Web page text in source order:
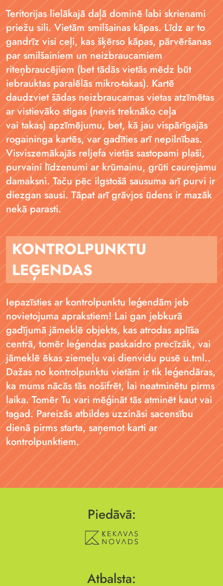
Teritorijas lielākajā daļā dominē labi skrienami
priežu sili. Vietām smilšainas kāpas. Līdz ar to
gandrīz visi ceļi, kas šķērso kāpas, pārvēršanas
par smilšainiem un neizbraucamiem
riteņbraucējiem (bet tādās vietās mēdz būt
iebrauktas paralēlās mikro-takas). Kartē
daudzviet šādas neizbraucamas vietas atzīmētas
ar vistievāko stigas (nevis treknāko ceļa
vai takas) apzīmējumu, bet, kā jau vispārīgajās
rogaininga kartēs, var gadīties arī nepilnības.
Visviszemākajās reljefa vietās sastopami plaši,
purvaini līdzenumi ar krūmainu, grūti caurejamu
damaksni. Taču pēc ilgstošā sausuma arī purvi ir
diezgan sausi. Tāpat arī grāvjos ūdens ir mazāk
nekā parasti.
KONTROLPUNKTU
LEĢENDAS
Iepazīsties ar kontrolpunktu leģendām jeb
novietojuma aprakstiem! Lai gan jebkurā
gadījumā jāmeklē objekts, kas atrodas aplīša
centrā, tomēr leģendas paskaidro precīzāk, vai
jāmeklē ēkas ziemeļu vai dienvidu pusē u.tml..
Dažas no kontrolpunktu vietām ir tik leģendāras,
ka mums nācās tās nošifrēt, lai neatminētu pirms
laika. Tomēr Tu vari mēģināt tās atminēt kaut vai
tagad. Pareizās atbildes uzzināsi sacensību
dienā pirms starta, saņemot karti ar
kontrolpunktiem.
Piedāvā:
Atbalsta: